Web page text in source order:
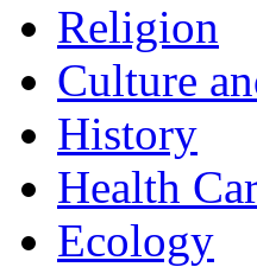
Religion
Culture
History
Health
Ecology